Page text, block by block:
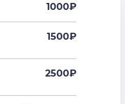
1000₽
1500₽
2500₽